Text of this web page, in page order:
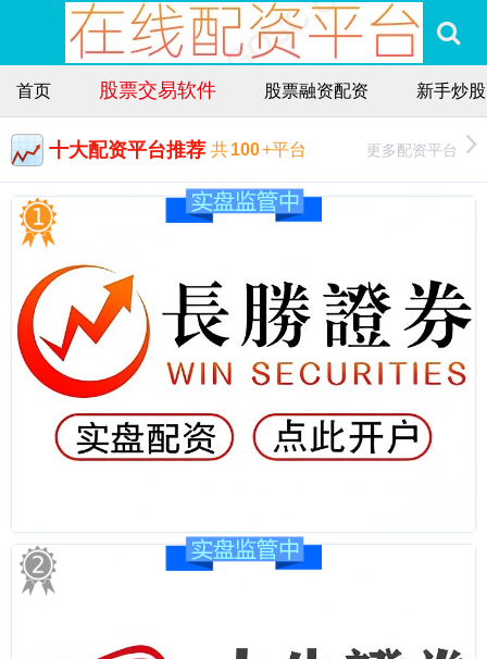
首页 股票交易软件 股票融资配资 新手炒
十大配资平台推荐 共100+平台 更多配资平台